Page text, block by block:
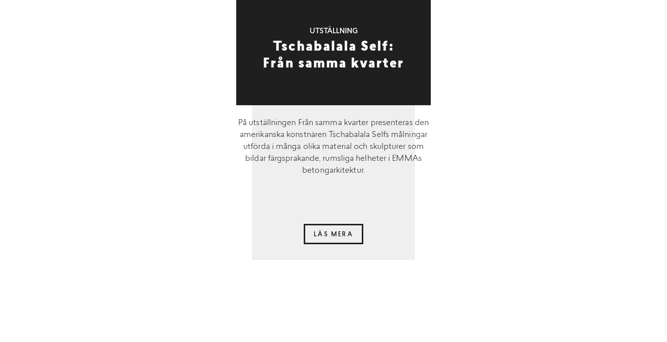
UTSTÄLLNING
Tschabalala Self:
Från samma kvarter
På utställningen Från samma kvarter presenteras den
amerikanska konstnären Tschabalala Selfs målningar
utförda i många olika material och skulpturer som
bildar färgsprakande, rumsliga helheter i EMMAs
betongarkitektur.
LÄS MERA